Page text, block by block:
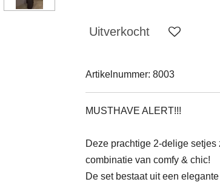
Uitverkocht
Artikelnummer: 8003
MUSTHAVE ALERT!!!
Deze prachtige 2-delige setjes
combinatie van comfy & chic!
De set bestaat uit een